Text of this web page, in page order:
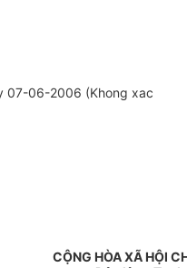
07-06-2006 (Khong xac
CỘNG HÒA XÃ HỘI